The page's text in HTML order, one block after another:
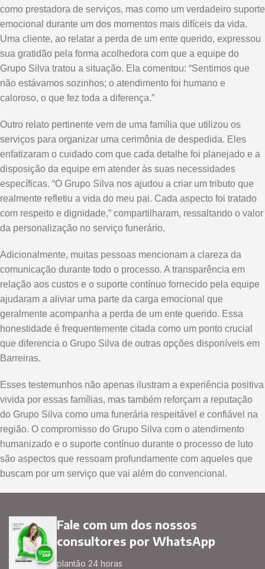
como prestadora de serviços, mas como um verdadeiro suporte
emocional durante um dos momentos mais difíceis da vida.
Uma cliente, ao relatar a perda de um ente querido, expressou
sua gratidão pela forma acolhedora com que a equipe do
Grupo Silva tratou a situação. Ela comentou: “Sentimos que
não estávamos sozinhos; o atendimento foi humano e
caloroso, o que fez toda a diferença.”
Outro relato pertinente vem de uma família que utilizou os
serviços para organizar uma cerimônia de despedida. Eles
enfatizaram o cuidado com que cada detalhe foi planejado e a
disposição da equipe em atender às suas necessidades
específicas. “O Grupo Silva nos ajudou a criar um tributo que
realmente refletiu a vida do meu pai. Cada aspecto foi tratado
com respeito e dignidade,” compartilharam, ressaltando o valor
da personalização no serviço funerário.
Adicionalmente, muitas pessoas mencionam a clareza da
comunicação durante todo o processo. A transparência em
relação aos custos e o suporte contínuo fornecido pela equipe
ajudaram a aliviar uma parte da carga emocional que
geralmente acompanha a perda de um ente querido. Essa
honestidade é frequentemente citada como um ponto crucial
que diferencia o Grupo Silva de outras opções disponíveis em
Barreiras.
Esses testemunhos não apenas ilustram a experiência positiva
vivida por essas famílias, mas também reforçam a reputação
do Grupo Silva como uma funerária respeitável e confiável na
região. O compromisso do Grupo Silva com o atendimento
humanizado e o suporte contínuo durante o processo de luto
são aspectos que ressoam profundamente com aqueles que
buscam por um serviço que vai além do convencional.
Fale com um dos nossos
consultores por WhatsApp
plantão 24 horas